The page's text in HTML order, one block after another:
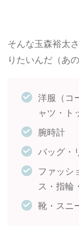
そんな玉森裕太
りたいんだ（あ
洋服（コ
ャツ・ト
腕時計
バッグ・
ファッシ
ス・指輪
靴・スニ